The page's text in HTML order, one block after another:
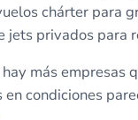
chárter para
jets privados para
más empresas
condiciones